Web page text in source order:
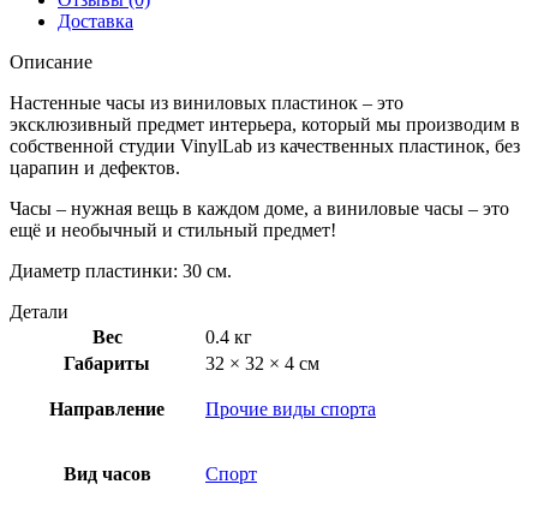
Доставка
Описание
Настенные часы из виниловых пластинок – это
эксклюзивный предмет интерьера, который мы производим в
собственной студии VinylLab из качественных пластинок, без
царапин и дефектов.
Часы – нужная вещь в каждом доме, а виниловые часы – это
ещё и необычный и стильный предмет!
Диаметр пластинки: 30 см.
Детали
Вес
0.4 кг
Габариты
32 × 32 × 4 см
Направление Прочие виды спорта
Вид часов Спорт